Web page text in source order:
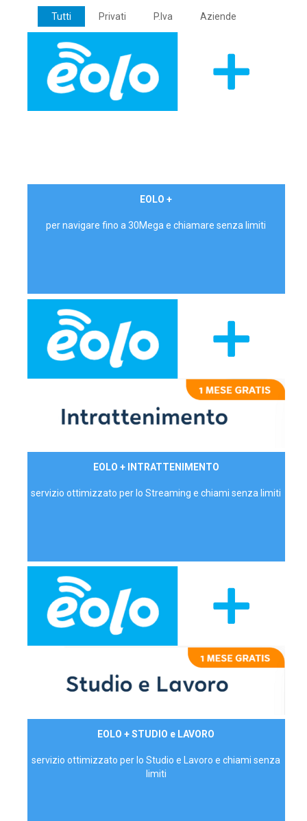
Tutti Privati P.Iva Aziende
EOLO +
per navigare fino a 30Mega e chiamare senza limiti
EOLO + INTRATTENIMENTO
servizio ottimizzato per lo Streaming e chiami senza limiti
EOLO + STUDIO e LAVORO
servizio ottimizzato per lo Studio e Lavoro e chiami senza
limiti